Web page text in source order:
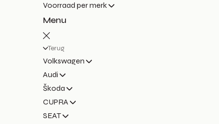
Voorraad per merk
Menu
Terug
Volkswagen
Audi
Škoda
CUPRA
SEAT